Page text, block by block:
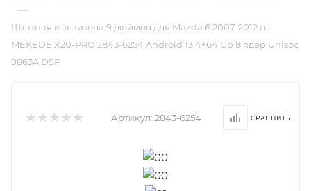
—
Штатная магнитола 9 дюймов для Mazda 6 2007-2012 гг.
MEKEDE X20-PRO 2843-6254 Android 13 4+64 Gb 8 ядер Unisoc
9863A DSP
Артикул: 2843-6254